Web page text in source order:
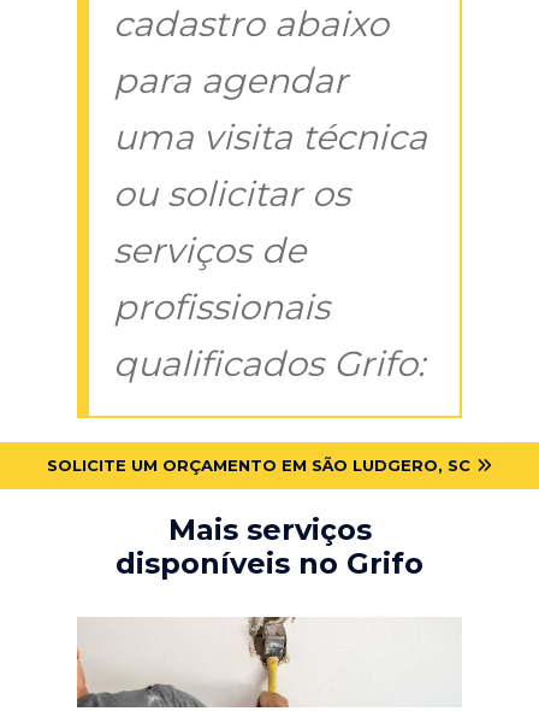
cadastro abaixo
para agendar
uma visita técnica
ou solicitar os
serviços de
profissionais
qualificados Grifo:
SOLICITE UM ORÇAMENTO EM SÃO LUDGERO, SC
Mais serviços
disponíveis no Grifo